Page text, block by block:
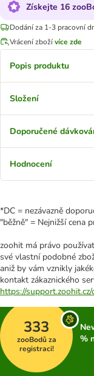
Získejte 16
Dodání za 1-3 pracovní
Vrácení zbožívíce zde
Popis produktu
Složení
Doporučené
Hodnocení
*DC = nezávazně
"běžně" = Nejnižší cena
zoohit má právo
své vlastní podobné
aniž by vám vznikly
kontakt zákaznického
https://
333
zooBodů za
registraci!
%